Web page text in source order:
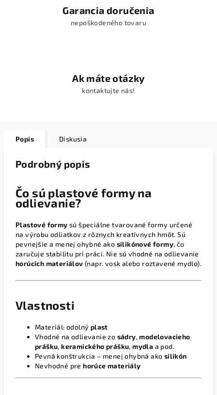
Garancia doručenia
nepoškodeného tovaru
Ak máte otázky
kontaktujte nás!
Popis Diskusia
Podrobný popis
Čo sú plastové formy na
odlievanie?
Plastové formy sú špeciálne tvarované formy určené
na výrobu odliatkov z rôznych kreatívnych hmôt. Sú
pevnejšie a menej ohybné ako silikónové formy, čo
zaručuje stabilitu pri práci. Nie sú vhodné na odlievanie
horúcich materiálov (napr. vosk alebo roztavené mydlo).
Vlastnosti
Materiál: odolný plast
Vhodné na odlievanie zo sádry,modelovacieho
prášku,keramického prášku,mydla a pod.
Pevná konštrukcia – menej ohybná ako silikón
Nevhodné prehorúce materiály